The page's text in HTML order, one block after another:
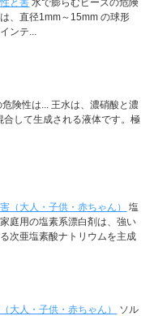
、直径1mm～15mm の球形
ンテ...
危険性は... 王水は、濃硝酸と濃
合して生成される液体です。極
（大人・子供・赤ちゃん）
塩
庭用の塩素系漂白剤は、強い
次亜塩素酸ナトリウムを主成
大人・子供・赤ちゃん）
ソル